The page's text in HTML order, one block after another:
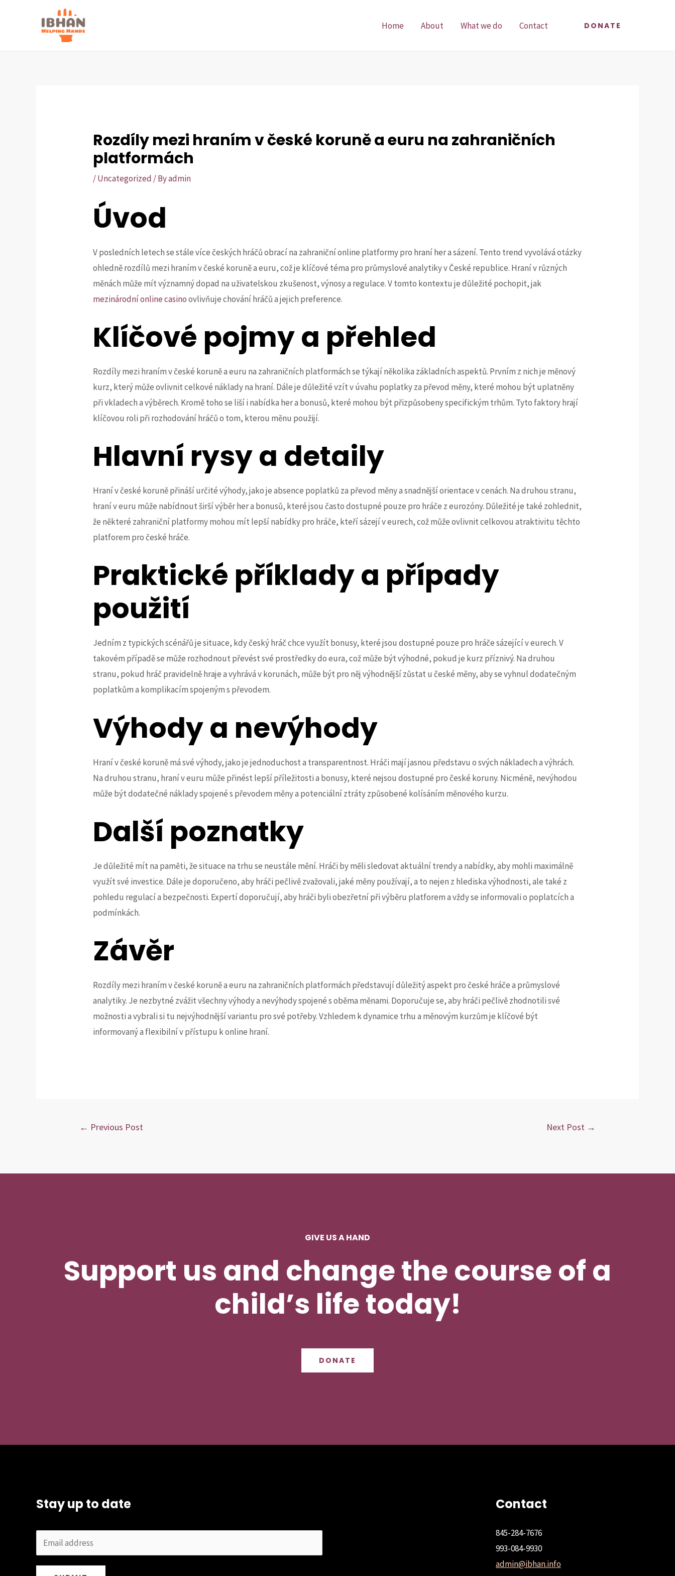
Home About What we do Contact DONATE
Rozdíly mezi hraním v české koruně a euru na zahraničních
platformách
/Uncategorized / Byadmin
Úvod
V posledních letech se stále více českých hráčů obrací na zahraniční online platformy pro hraní her a sázení. Tento trend vyvolává otázky
ohledně rozdílů mezi hraním v české koruně a euru, což je klíčové téma pro průmyslové analytiky v České republice. Hraní v různých
měnách může mít významný dopad na uživatelskou zkušenost, výnosy a regulace. V tomto kontextu je důležité pochopit, jak
mezinárodní online casinoovlivňuje chování hráčů a jejich preference.
Klíčové pojmy a přehled
Rozdíly mezi hraním v české koruně a euru na zahraničních platformách se týkají několika základních aspektů. Prvním z nich je měnový
kurz, který může ovlivnit celkové náklady na hraní. Dále je důležité vzít v úvahu poplatky za převod měny, které mohou být uplatněny
při vkladech a výběrech. Kromě toho se liší i nabídka her a bonusů, které mohou být přizpůsobeny specifickým trhům. Tyto faktory hrají
klíčovou roli při rozhodování hráčů o tom, kterou měnu použijí.
Hlavní rysy a detaily
Hraní v české koruně přináší určité výhody, jako je absence poplatků za převod měny a snadnější orientace v cenách. Na druhou stranu,
hraní v euru může nabídnout širší výběr her a bonusů, které jsou často dostupné pouze pro hráče z eurozóny. Důležité je také zohlednit,
že některé zahraniční platformy mohou mít lepší nabídky pro hráče, kteří sázejí v eurech, což může ovlivnit celkovou atraktivitu těchto
platforem pro české hráče.
Praktické příklady a případy
použití
Jedním z typických scénářů je situace, kdy český hráč chce využít bonusy, které jsou dostupné pouze pro hráče sázející v eurech. V
takovém případě se může rozhodnout převést své prostředky do eura, což může být výhodné, pokud je kurz příznivý. Na druhou
stranu, pokud hráč pravidelně hraje a vyhrává v korunách, může být pro něj výhodnější zůstat u české měny, aby se vyhnul dodatečným
poplatkům a komplikacím spojeným s převodem.
Výhody a nevýhody
Hraní v české koruně má své výhody, jako je jednoduchost a transparentnost. Hráči mají jasnou představu o svých nákladech a výhrách.
Na druhou stranu, hraní v euru může přinést lepší příležitosti a bonusy, které nejsou dostupné pro české koruny. Nicméně, nevýhodou
může být dodatečné náklady spojené s převodem měny a potenciální ztráty způsobené kolísáním měnového kurzu.
Další poznatky
Je důležité mít na paměti, že situace na trhu se neustále mění. Hráči by měli sledovat aktuální trendy a nabídky, aby mohli maximálně
využít své investice. Dále je doporučeno, aby hráči pečlivě zvažovali, jaké měny používají, a to nejen z hlediska výhodnosti, ale také z
pohledu regulací a bezpečnosti. Expertí doporučují, aby hráči byli obezřetní při výběru platforem a vždy se informovali o poplatcích a
podmínkách.
Závěr
Rozdíly mezi hraním v české koruně a euru na zahraničních platformách představují důležitý aspekt pro české hráče a průmyslové
analytiky. Je nezbytné zvážit všechny výhody a nevýhody spojené s oběma měnami. Doporučuje se, aby hráči pečlivě zhodnotili své
možnosti a vybrali si tu nejvýhodnější variantu pro své potřeby. Vzhledem k dynamice trhu a měnovým kurzům je klíčové být
informovaný a flexibilní v přístupu k online hraní.
← Previous Post Next Post →
GIVE US A HAND
Support us and change the course of a
child’s life today!
DONATE
Stay up to date Contact
845-284-7676
993-084-9930
admin@ibhan.info